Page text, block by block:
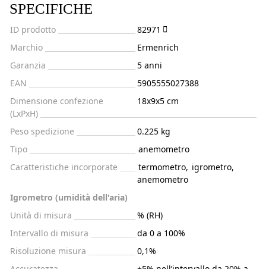
SPECIFICHE
ID prodotto
82971
Marchio
Ermenrich
Garanzia
5 anni
EAN
5905555027388
Dimensione confezione
(LxPxH)
18x9x5 cm
Peso spedizione
0.225 kg
Tipo
anemometro
Caratteristiche incorporate
termometro, igrometro,
anemometro
Igrometro (umidità dell'aria)
Unità di misura
% (RH)
Intervallo di misura
da 0 a 100%
Risoluzione misura
0,1%